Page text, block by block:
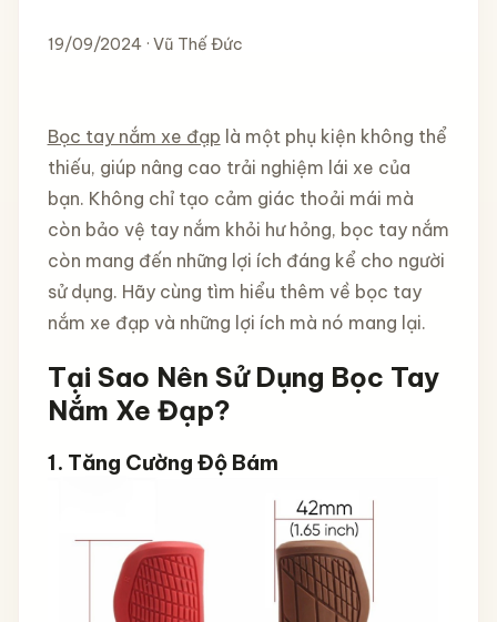
19/09/2024 · Vũ Thế Đức
Bọc tay nắm xe đạp là một phụ kiện không thể
thiếu, giúp nâng cao trải nghiệm lái xe của
bạn. Không chỉ tạo cảm giác thoải mái mà
còn bảo vệ tay nắm khỏi hư hỏng, bọc tay nắm
còn mang đến những lợi ích đáng kể cho người
sử dụng. Hãy cùng tìm hiểu thêm về bọc tay
nắm xe đạp và những lợi ích mà nó mang lại.
Tại Sao Nên Sử Dụng Bọc Tay
Nắm Xe Đạp?
1. Tăng Cường Độ Bám